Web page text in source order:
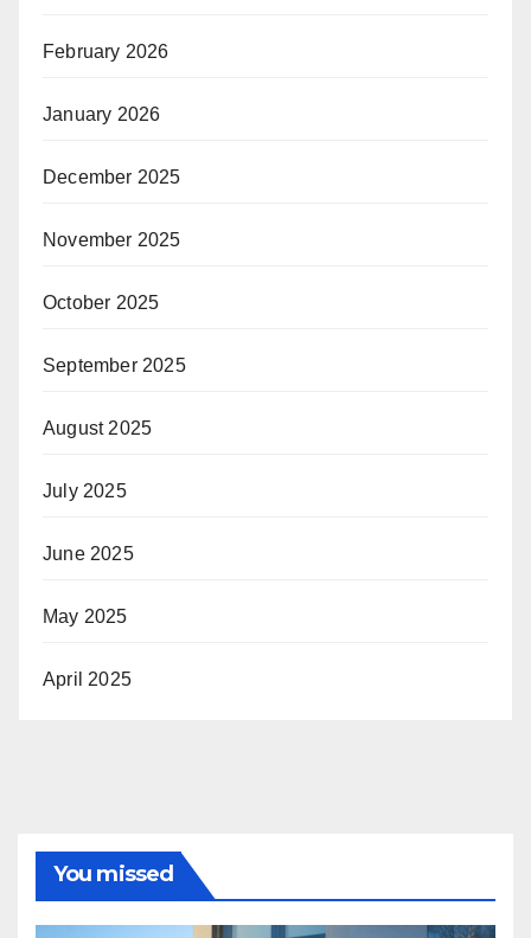
February 2026
January 2026
December 2025
November 2025
October 2025
September 2025
August 2025
July 2025
June 2025
May 2025
April 2025
You missed